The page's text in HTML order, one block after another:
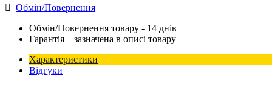
Обмін/Повернення
Обмін/Повернення товару - 14 днів
Гарантія – зазначена в описі товару
Характеристики
Відгуки